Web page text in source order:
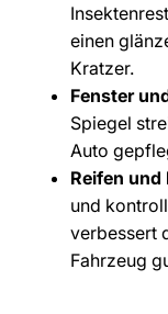
einen
Kratzer.
Fenster
Spiegel
Auto
Reifen und
und
verbessert
Fahrzeug